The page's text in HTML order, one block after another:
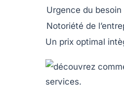
Urgence du besoin
Notoriété de
Un prix optimal